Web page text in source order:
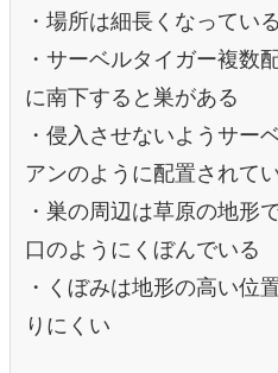
・場所は細長くなってい
・サーベルタイガー複数
に南下すると巣がある
・侵入させないようサー
アンのように配置されて
・巣の周辺は草原の地形
口のようにくぼんでいる
・くぼみは地形の高い位
りにくい